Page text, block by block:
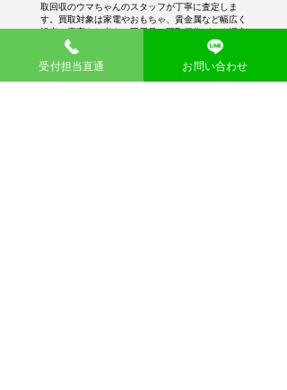
取回収のウマちゃんのスタッフが丁寧に査定しま
す。買取対象は家電やおもちゃ、貴金属など幅広く
設定。廃棄をお考えの不用品に買取価格がつく場合
がございます。
受付担当直通 お問い合わせ